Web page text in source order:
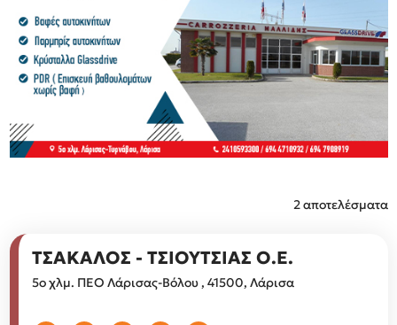
2 αποτελέσματα
ΤΣΑΚΑΛΟΣ - ΤΣΙΟΥΤΣΙΑΣ Ο.Ε.
5ο χλμ. ΠΕΟ Λάρισας-Βόλου , 41500, Λάρισα